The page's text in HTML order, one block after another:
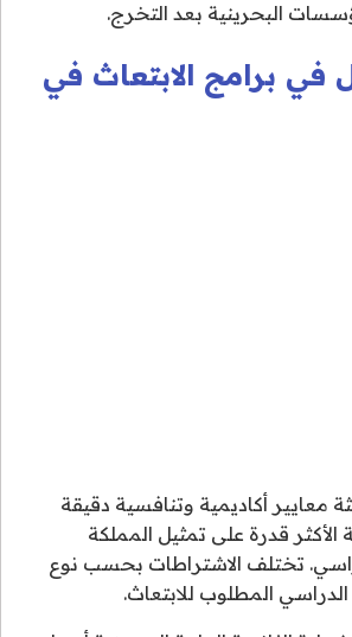
البحرينية بعد التخرج.
في برامج الابتعاث في
معايير أكاديمية وتنافسية دقيقة
الأكثر قدرة على تمثيل المملكة
تختلف الاشتراطات بحسب نوع
المطلوب للابتعاث.